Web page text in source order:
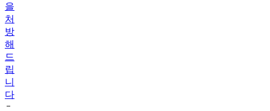
을
처
방
해
드
립
니
다